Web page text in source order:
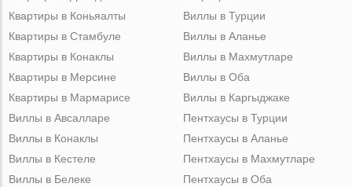
Квартиры в Коньяалты
Квартиры в Стамбуле
Квартиры в Конаклы
Квартиры в Мерсине
Квартиры в Мармарисе
Виллы в Турции
Виллы в Аланье
Виллы в Махмутларе
Виллы в Оба
Виллы в Каргыджаке
Виллы в Авсалларе
Виллы в Конаклы
Виллы в Кестеле
Виллы в Белеке
Пентхаусы в Турции
Пентхаусы в Аланье
Пентхаусы в Махмутларе
Пентхаусы в Оба